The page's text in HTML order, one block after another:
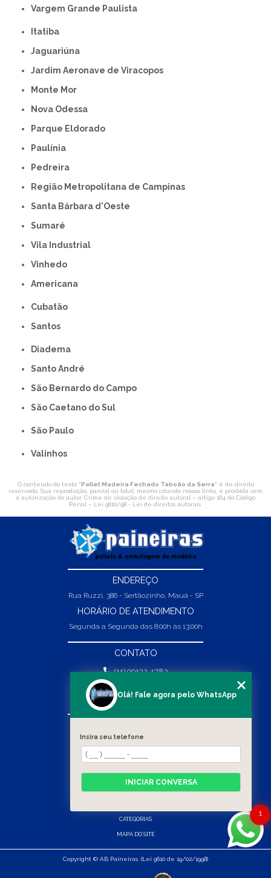
Vargem Grande Paulista
Itatiba
Jaguariúna
Jardim Aeronave de Viracopos
Monte Mor
Nova Odessa
Parque Eldorado
Paulínia
Pedreira
Região Metropolitana de Campinas
Santa Bárbara d'Oeste
Sumaré
Vila Industrial
Vinhedo
americana
Cubatão
Santos
Diadema
Santo André
São Bernardo do Campo
São Caetano do Sul
São Paulo
Valinhos
O conteúdo do texto "Pallet Madeira Fechado Taboão da Serra" é de direito
reservado. Sua reprodução, parcial ou total, mesmo citando nossos links, é proibida sem
a autorização do autor. Crime de violação de direito autoral – artigo 184 do Código
Penal – Lei 9610/98 - Lei de direitos autorais.
ENDEREÇO
Rua Ruzzi, 386 - Sertãozinho, Mauá - SP
HORÁRIO DE ATENDIMENTO
Segunda a Segunda das 8:00h às 13:00h
CONTATO
(11) 99132-1783
(11) 99132-1783
vendas@abpaineiras.com.br
SOBRE NÓS
PRODUTOS
CATEGORIAS
MAPA DO SITE
Copyright © AB Paineiras. (Lei 9610 de 19/02/1998)
1
Olá! Fale agora pelo WhatsApp
Insira seu telefone
INICIAR CONVERSA